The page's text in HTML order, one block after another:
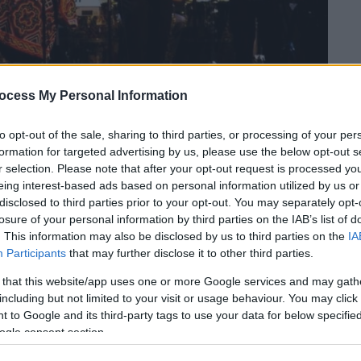
My Personal Information
opt-out of the sale, sharing to third parties, or processing of your
for targeted advertising by us, please use the below opt-out
selection. Please note that after your opt-out request is processed
interest-based ads based on personal information utilized by us
to third parties prior to your opt-out. You may separately
of your personal information by third parties on the IAB’s list of
This information may also be disclosed by us to third parties on the
Participants that may further disclose it to other third parties.
that this website/app uses one or more Google services and may
but not limited to your visit or usage behaviour. You may
to Google and its third-party tags to use your data for below
consent section.
το ΕΘΝΟΣ στη Google
ξεκίνησε μια διά βίου αναζήτηση
θαύματα της μουσικής. Ένα βράδυ, ο
του πάνω στο πιάνο και ο Kamasi,
οργάνου το πήρε στα χέρια του.
- στην πραγματικότητα, δεν είχε
τη σύνθεση του Wayne Shorter «Sleeping
του τραγούδι εκείνη την εποχή.